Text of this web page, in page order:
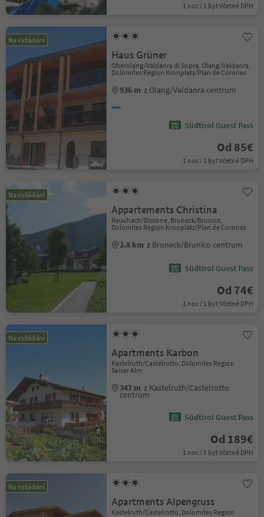
1 noc / 1 byt Včetně DPH
Na vyžádání
Haus Grüner
Oberolang/Valdaora di Sopra, Olang/Valdaora,
Dolomites Region Kronplatz/Plan de Corones
936 m z Olang/Valdaora centrum
Südtirol Guest Pass
Od 85€
1 noc / 1 byt Včetně DPH
Na vyžádání
Appartements Christina
Reischach/Riscone, Bruneck/Brunico,
Dolomites Region Kronplatz/Plan de Corones
2.8 km z Bruneck/Brunico centrum
Südtirol Guest Pass
Od 74€
1 noc / 1 byt Včetně DPH
Na vyžádání
Apartments Karbon
Kastelruth/Castelrotto, Dolomites Region
Seiser Alm
347 m z Kastelruth/Castelrotto
centrum
Südtirol Guest Pass
Od 189€
1 noc / 1 byt Včetně DPH
Na vyžádání
Apartments Alpengruss
Kastelruth/Castelrotto, Dolomites Region